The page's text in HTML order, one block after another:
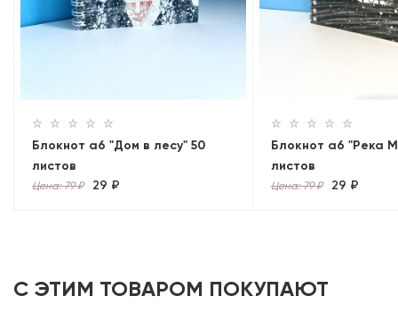
Блокнот а6 "Дом в лесу" 50
листов
Цена: 79 ₽ 29 ₽
Блокнот а6 "Река
листов
Цена: 79 ₽ 29 ₽
С ЭТИМ ТОВАРОМ ПОКУПАЮТ